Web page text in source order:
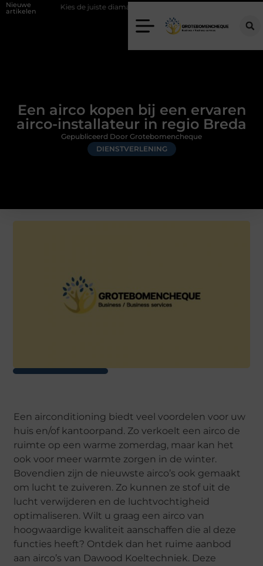
Nieuwe
artikelen
Kies de juiste diamantboor voor uw project
Een airco kopen bij een ervaren
airco-installateur in regio Breda
DIENSTVERLENING
Gepubliceerd Door Grotebomencheque
Een airconditioning biedt veel voordelen voor uw
huis en/of kantoorpand. Zo verkoelt een airco de
ruimte op een warme zomerdag, maar kan het
ook voor meer warmte zorgen in de winter.
Bovendien zijn de nieuwste airco’s ook gemaakt
om lucht te zuiveren. Zo kunnen ze stof uit de
lucht verwijderen en de luchtvochtigheid
optimaliseren. Wilt u graag een airco van
hoogwaardige kwaliteit aanschaffen die al deze
functies heeft? Ontdek dan het ruime aanbod
aan airco’s van Dawood Koeltechniek. Deze